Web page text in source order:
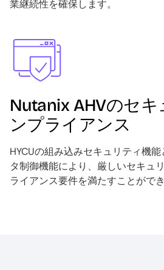
業継続性を確保します。
Image
Nutanix AHVのセキ
ンプライアンス
HYCUの組み込みセキュリティ機
タ制御機能により、厳しいセキュ
ライアンス要件を満たすことができ